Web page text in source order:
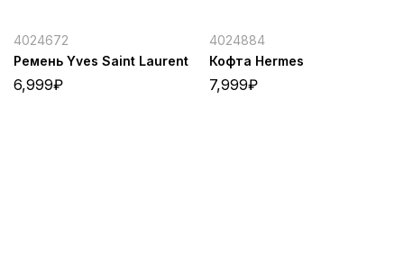
4024672
Ремень Yves Saint Laurent
6,999₽
4024884
Кофта Hermes
7,999₽